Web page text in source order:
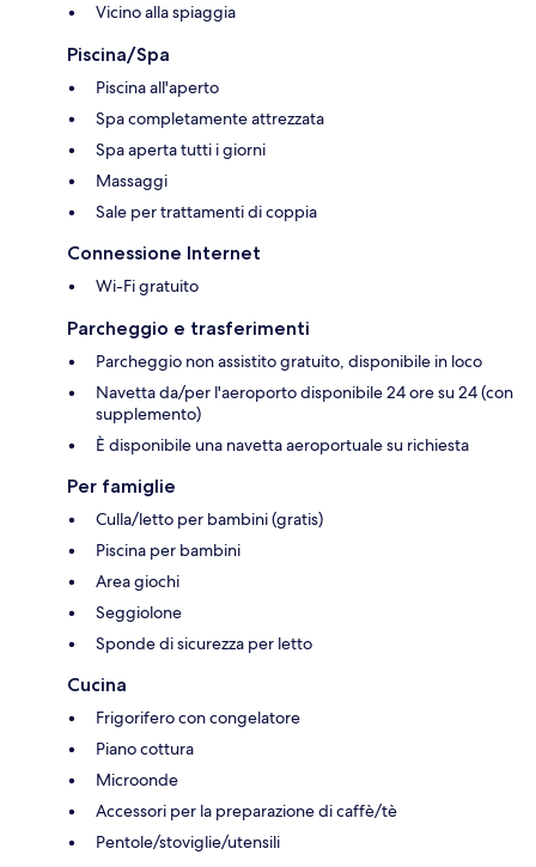
Vicino alla spiaggia
Piscina/Spa
Piscina all'aperto
Spa completamente attrezzata
Spa aperta tutti i giorni
Massaggi
Sale per trattamenti di coppia
Connessione Internet
Wi-Fi gratuito
Parcheggio e trasferimenti
Parcheggio non assistito gratuito, disponibile in loco
Navetta da/per l'aeroporto disponibile 24 ore su 24 (con
supplemento)
È disponibile una navetta aeroportuale su richiesta
Per famiglie
Culla/letto per bambini (gratis)
Piscina per bambini
Area giochi
Seggiolone
Sponde di sicurezza per letto
Cucina
Frigorifero con congelatore
Piano cottura
Microonde
Accessori per la preparazione di caffè/tè
Pentole/stoviglie/utensili